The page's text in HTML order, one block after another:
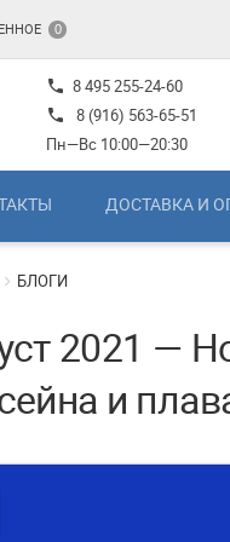
0
phone 8 495 255-24-60
phone
8 (916) 563-65-51
Пн—Вс 10:00—20:30
ДОСТАВКА И
БЛОГИ
2021 —
и